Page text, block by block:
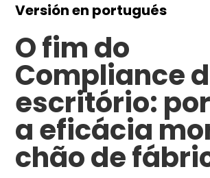
Versión en portugués
O fim do
Compliance
escritório:
a eficácia
chão de